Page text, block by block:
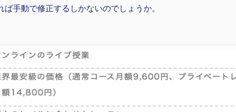
ば手動で修正するしかないのでしょうか。